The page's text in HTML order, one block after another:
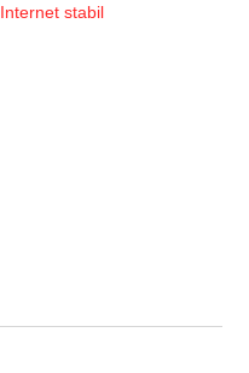
Internet stabil